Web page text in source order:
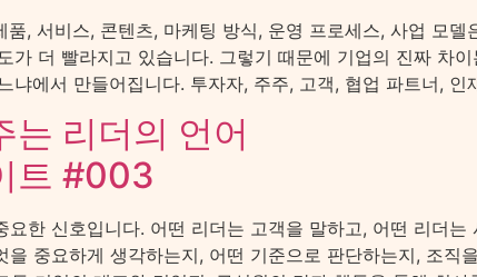
, 서비스, 콘텐츠, 마케팅 방식, 운영 프로세스, 사업 모
가 더 빨라지고 있습니다. 그렇기 때문에 기업의 진짜 차
냐에서 만들어집니다. 투자자, 주주, 고객, 협업 파트너,
는 리더의 언어
트 #003
한 신호입니다. 어떤 리더는 고객을 말하고, 어떤 리더
중요하게 생각하는지, 어떤 기준으로 판단하는지, 조직